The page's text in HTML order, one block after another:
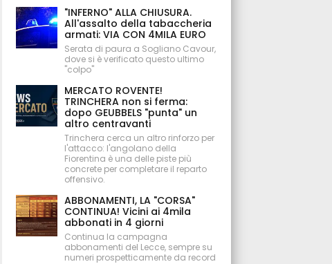
"INFERNO" ALLA CHIUSURA.
All'assalto della tabaccheria
armati: VIA CON 4MILA EURO
Serata di paura a Sogliano Cavour,
dove si è verificato questo ultimo
"colpo"
MERCATO ROVENTE!
TRINCHERA non si ferma:
dopo GEUBBELS "punta" un
altro centravanti
Trinchera cerca un altro rinforzo per
l'attacco: l'angolano della
Fiorentina è una delle piste più
concrete per completare il reparto
offensivo.
ABBONAMENTI, LA "CORSA"
CONTINUA! Vicini ai 4mila
abbonati in 4 giorni
Continua la campagna
abbonamenti del Lecce, sempre su
numeri prospetticamente da record